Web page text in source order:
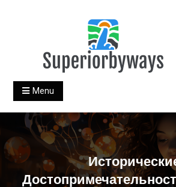
superiorbyways.com
Menu